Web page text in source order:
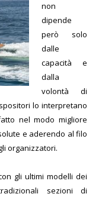
non
dipende
però solo
dalle
capacità e
dalla
volontà di
lo interpretano
nel modo migliore
e aderendo al filo
organizzatori.
gli ultimi modelli dei
sezioni di